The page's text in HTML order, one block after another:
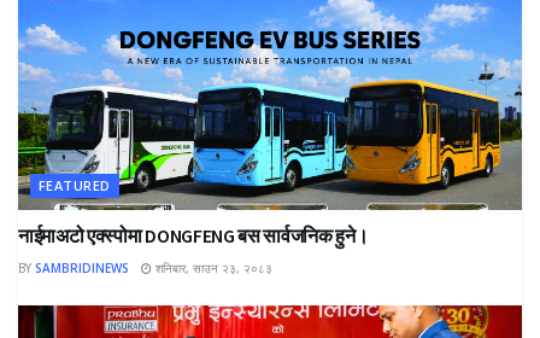
FEATURED
नाईमाअटो एक्स्पोमा DONGFENG बस सार्वजनिक हुने।
BY SAMBRIDINEWS शनिबार, साउन २३, २०८३